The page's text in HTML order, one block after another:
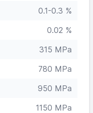
0.1-0.3 %
0.02 %
315 MPa
780 MPa
950 MPa
1150 MPa